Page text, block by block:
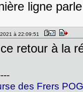
ligne
à 22:09:51
retour à la
des Frers